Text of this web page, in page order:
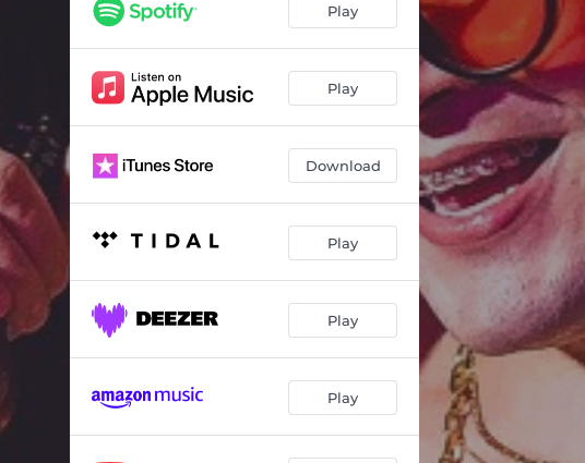
Play
Play
Download
Play
Play
Play